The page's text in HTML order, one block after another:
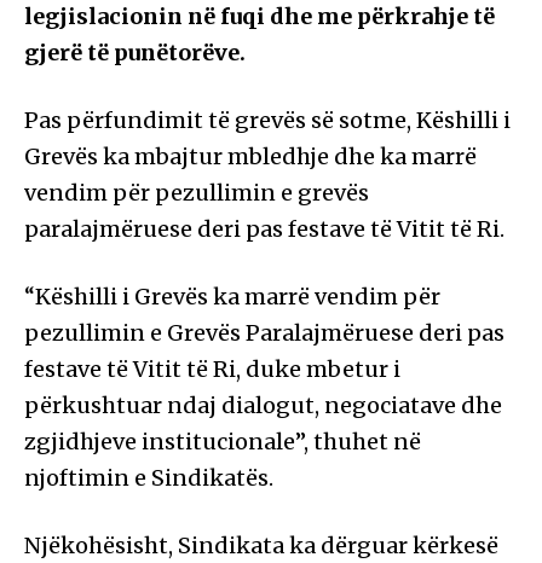
legjislacionin në fuqi dhe me përkrahje të
gjerë të punëtorëve.
Pas përfundimit të grevës së sotme, Këshilli i
Grevës ka mbajtur mbledhje dhe ka marrë
vendim për pezullimin e grevës
paralajmëruese deri pas festave të Vitit të Ri.
“Këshilli i Grevës ka marrë vendim për
pezullimin e Grevës Paralajmëruese deri pas
festave të Vitit të Ri, duke mbetur i
përkushtuar ndaj dialogut, negociatave dhe
zgjidhjeve institucionale”, thuhet në
njoftimin e Sindikatës.
Njëkohësisht, Sindikata ka dërguar kërkesë